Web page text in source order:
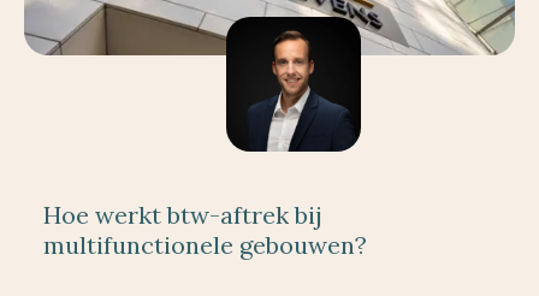
Hoe werkt btw-aftrek bij
multifunctionele gebouwen?